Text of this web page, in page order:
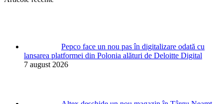
Pepco face un nou pas în digitalizare odată cu
lansarea platformei din Polonia alături de Deloitte Digital
7 august 2026